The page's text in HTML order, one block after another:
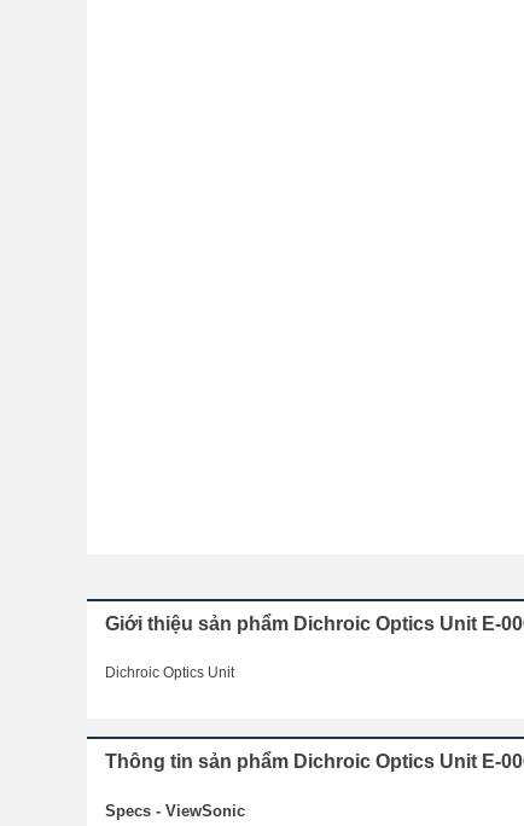
Giới thiệu sản phẩm Dichroic Optics Unit E-
Dichroic Optics Unit
Thông tin sản phẩm Dichroic Optics Unit E-
Specs - ViewSonic